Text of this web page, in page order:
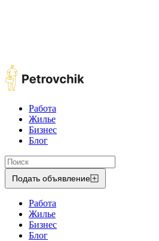
Работа
Жилье
Бизнес
Блог
Подать объявление
Работа
Жилье
Бизнес
Блог